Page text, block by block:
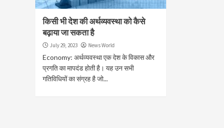
किसी भी देश की अर्थव्यवस्था को कैसे
बढ़ाया जा सकता है
July 29, 2023 News World
Economy: अर्थव्यवस्था एक देश के विकास और
प्रगति का मापदंड होती है। यह उन सभी
गतिविधियों का संग्रह है जो...